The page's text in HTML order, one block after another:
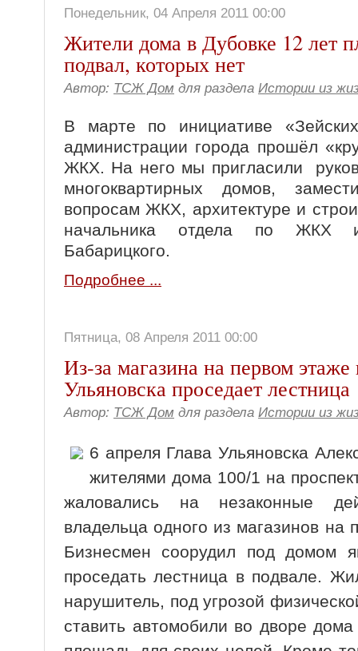
Понедельник, 04 Апреля 2011 00:00
Жители дома в Дубовке 12 лет
подвал, которых нет
Автор: ТСЖ Дом для раздела Истории из
В марте по инициативе
администрации города прошёл
ЖКХ. На него мы пригласили
многоквартирных домов,
вопросам ЖКХ, архитектуре и
начальника отдела по ЖКХ и
Бабарицкого.
Подробнее ...
Пятница, 08 Апреля 2011 00:00
Из-за магазина на первом
Ульяновска проседает лестница
Автор: ТСЖ Дом для раздела Истории из
6 апреля Глава Ульяновска
жителями дома 100/1 на
жаловались на незаконные
владельца одного из магазинов на
Бизнесмен соорудил под домом
проседать лестница в подвале.
нарушитель, под угрозой
ставить автомобили во дворе